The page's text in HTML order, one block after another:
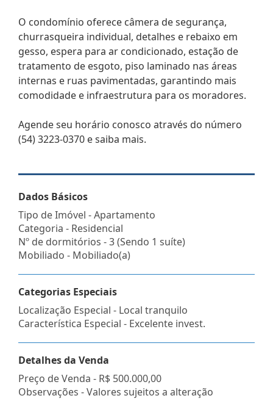
O condomínio oferece câmera de segurança,
churrasqueira individual, detalhes e rebaixo em
gesso, espera para ar condicionado, estação de
tratamento de esgoto, piso laminado nas áreas
internas e ruas pavimentadas, garantindo mais
comodidade e infraestrutura para os moradores.
Agende seu horário conosco através do número
(54) 3223-0370 e saiba mais.
Dados Básicos
Tipo de Imóvel - Apartamento
Categoria - Residencial
Nº de dormitórios - 3 (Sendo 1 suíte)
Mobiliado - Mobiliado(a)
Categorias Especiais
Localização Especial - Local tranquilo
Característica Especial - Excelente invest.
Detalhes da Venda
Preço de Venda - R$ 500.000,00
Observações - Valores sujeitos a alteração